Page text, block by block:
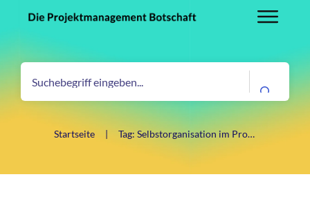
Startseite | Tag: Selbstorganisation im Projektmanagement